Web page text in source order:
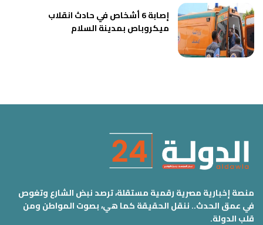
إصابة 6 أشخاص في حادث انقلاب
ميكروباص بمدينة السلام
منصة إخبارية مصرية رقمية مستقلة، ترصد نبض الشارع وتغوص
في عمق الحدث.. ننقل الحقيقة كما هي، بصوت المواطن ومن
قلب الدولة.